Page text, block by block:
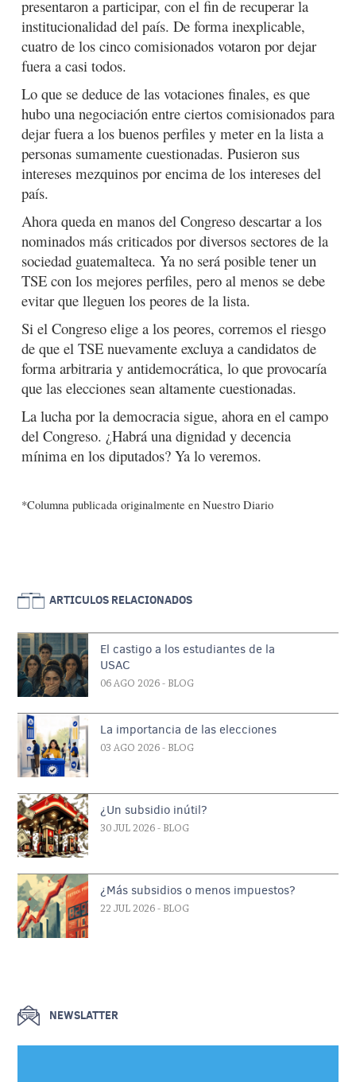
presentaron a participar, con el fin de recuperar la
institucionalidad del país. De forma inexplicable,
cuatro de los cinco comisionados votaron por dejar
fuera a casi todos.
Lo que se deduce de las votaciones finales, es que
hubo una negociación entre ciertos comisionados para
dejar fuera a los buenos perfiles y meter en la lista a
personas sumamente cuestionadas. Pusieron sus
intereses mezquinos por encima de los intereses del
país.
Ahora queda en manos del Congreso descartar a los
nominados más criticados por diversos sectores de la
sociedad guatemalteca. Ya no será posible tener un
TSE con los mejores perfiles, pero al menos se debe
evitar que lleguen los peores de la lista.
Si el Congreso elige a los peores, corremos el riesgo
de que el TSE nuevamente excluya a candidatos de
forma arbitraria y antidemocrática, lo que provocaría
que las elecciones sean altamente cuestionadas.
La lucha por la democracia sigue, ahora en el campo
del Congreso. ¿Habrá una dignidad y decencia
mínima en los diputados? Ya lo veremos.
*Columna publicada originalmente en Nuestro Diario
ARTICULOS RELACIONADOS
El castigo a los estudiantes de la
USAC
06 AGO 2026 - BLOG
La importancia de las elecciones
03 AGO 2026 - BLOG
¿Un subsidio inútil?
30 JUL 2026 - BLOG
¿Más subsidios o menos impuestos?
22 JUL 2026 - BLOG
NEWSLATTER